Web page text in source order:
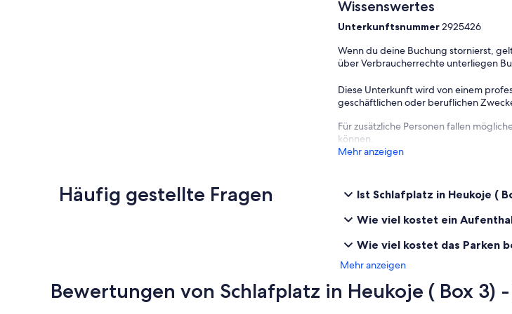
Wissenswertes
Unterkunftsnummer2925426
Wenn du deine Buchung stornierst,
über Verbraucherrechte unterliegen
Diese Unterkunft wird von einem
geschäftlichen oder beruflichen
Für zusätzliche Personen fallen
können.
Mehr anzeigen
Häufig gestellte Fragen
Ist Schlafplatz in Heukoje (
Wie viel kostet ein
Wie viel kostet das Parken
Mehr anzeigen
Bewertungen von Schlafplatz in Heukoje ( Box 3)